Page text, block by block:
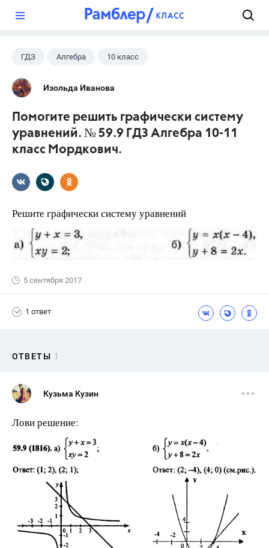
ГДЗ Алгебра 10 класс
11 класс
Изольда Иванова
Помогите решить графически систему
уравнений. № 59.9 ГДЗ Алгебра 10-11
класс Мордкович.
Решите графически систему уравнений
5 сентября 2017
1 ответ
ОТВЕТЫ 1
Кузьма Кузин
Лови решение: